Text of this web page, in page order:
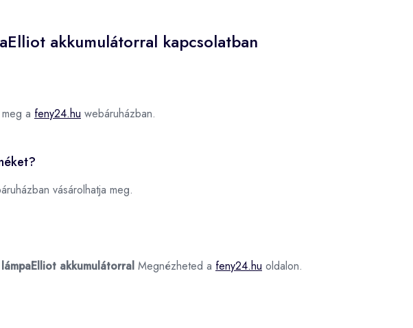
akkumulátorral kapcsolatban
a feny24.hu webáruházban.
vásárolhatja meg.
akkumulátorral Megnézheted a feny24.hu oldalon.